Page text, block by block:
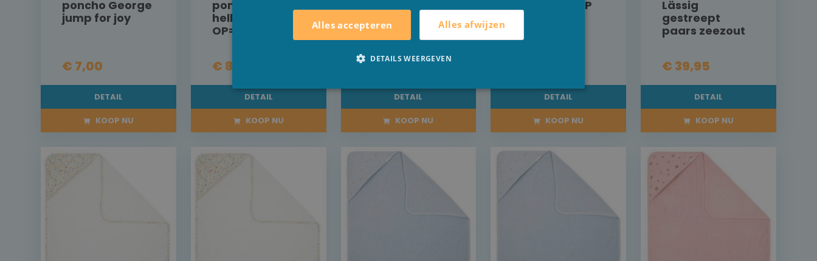
poncho George
jump for joy
€ 7,00
DETAIL
KOOP NU
poncho smile
hello adventure
OP=OP
€ 8,50
DETAIL
KOOP NU
OP=OP
€ 7,50
DETAIL
KOOP NU
Mouse OP=OP
DETAIL
KOOP NU
Lässig
gestreept
paars zeezout
€ 39,95
DETAIL
KOOP NU
Alles accepteren Alles afwijzen
DETAILS WEERGEVEN